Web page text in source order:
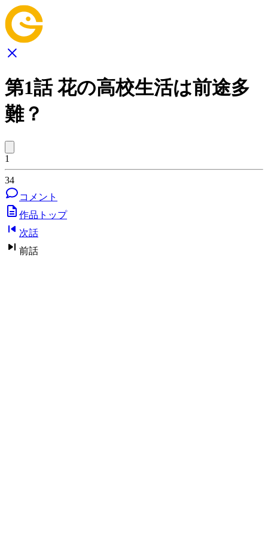
第1話 花の高校生活は前途多
難？
1
34
コメント
作品トップ
次話
前話